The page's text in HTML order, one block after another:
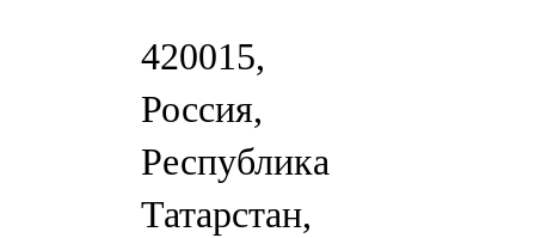
420015,
Россия,
Республика
Татарстан,